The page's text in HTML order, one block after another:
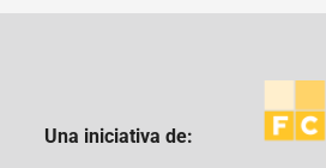
Una iniciativa de: